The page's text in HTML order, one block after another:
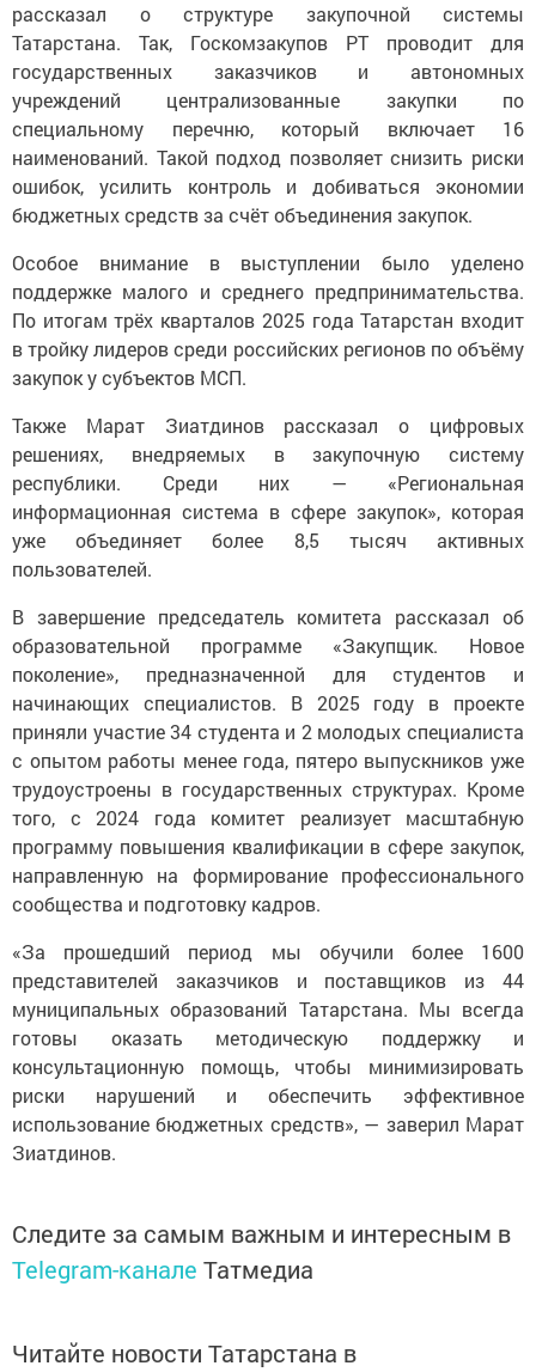
рассказал о структуре закупочной системы
Татарстана. Так, Госкомзакупов РТ проводит для
государственных заказчиков и автономных
учреждений централизованные закупки по
специальному перечню, который включает 16
наименований. Такой подход позволяет снизить риски
ошибок, усилить контроль и добиваться экономии
бюджетных средств за счёт объединения закупок.
Особое внимание в выступлении было уделено
поддержке малого и среднего предпринимательства.
По итогам трёх кварталов 2025 года Татарстан входит
в тройку лидеров среди российских регионов по объёму
закупок у субъектов МСП.
Также Марат Зиатдинов рассказал о цифровых
решениях, внедряемых в закупочную систему
республики. Среди них — «Региональная
информационная система в сфере закупок», которая
уже объединяет более 8,5 тысяч активных
пользователей.
В завершение председатель комитета рассказал об
образовательной программе «Закупщик. Новое
поколение», предназначенной для студентов и
начинающих специалистов. В 2025 году в проекте
приняли участие 34 студента и 2 молодых специалиста
с опытом работы менее года, пятеро выпускников уже
трудоустроены в государственных структурах. Кроме
того, с 2024 года комитет реализует масштабную
программу повышения квалификации в сфере закупок,
направленную на формирование профессионального
сообщества и подготовку кадров.
«За прошедший период мы обучили более 1600
представителей заказчиков и поставщиков из 44
муниципальных образований Татарстана. Мы всегда
готовы оказать методическую поддержку и
консультационную помощь, чтобы минимизировать
риски нарушений и обеспечить эффективное
использование бюджетных средств», — заверил Марат
Зиатдинов.
Следите за самым важным и интересным в
Telegram-канале Татмедиа
Читайте новости Татарстана в